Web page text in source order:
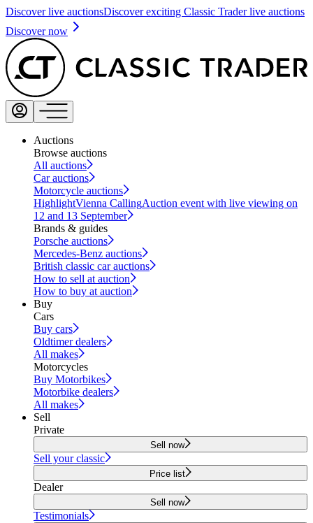
Discover live auctionsDiscover exciting Classic Trader live auctions
Discover now
Auctions
Browse auctions
All auctions
Car auctions
Motorcycle auctions
HighlightVienna CallingAuction event with live viewing on
12 and 13 September
Brands & guides
Porsche auctions
Mercedes-Benz auctions
British classic car auctions
How to sell at auction
How to buy at auction
Buy
Cars
Buy cars
Oldtimer dealers
All makes
Motorcycles
Buy Motorbikes
Motorbike dealers
All makes
Sell
Private
Sell now
Sell your classic
Price list
Dealer
Sell now
Testimonials